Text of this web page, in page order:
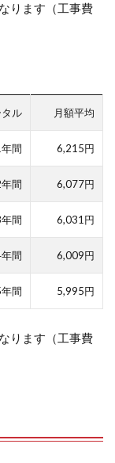
ります（工事費
タル 月額平均
間 6,215円
間 6,077円
間 6,031円
間 6,009円
間 5,995円
ります（工事費